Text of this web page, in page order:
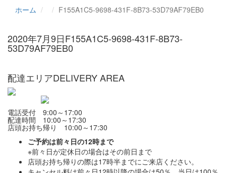
ホーム F155A1C5-9698-431F-8B73-53D79AF79EB0
2020年7月9日F155A1C5-9698-431F-8B73-
53D79AF79EB0
配達エリアDELIVERY AREA
電話受付 9:00～17:00
配達時間 10:00～17:30
店頭お持ち帰り 10:00～17:30
ご予約は前々日の12時まで
※前々日が定休日の場合はその前日まで
店頭お持ち帰りの際は17時半までにご来店ください。